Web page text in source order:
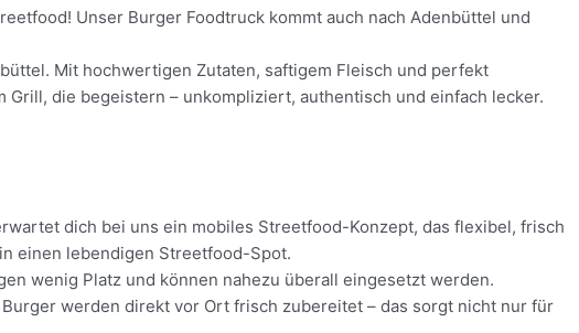
Unser Burger Foodtruck kommt auch nach Adenbüttel und
Mit hochwertigen Zutaten, saftigem Fleisch und perfekt
die begeistern – unkompliziert, authentisch und einfach lecker.
dich bei uns ein mobiles Streetfood-Konzept, das flexibel, frisch
einen lebendigen Streetfood-Spot.
wenig Platz und können nahezu überall eingesetzt werden.
werden direkt vor Ort frisch zubereitet – das sorgt nicht nur für